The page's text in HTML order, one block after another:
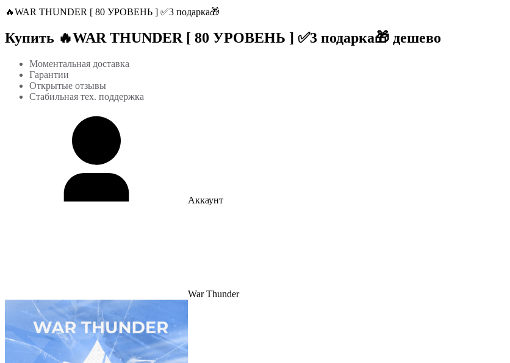
🔥WAR THUNDER [ 80 УРОВЕНЬ ] ✅️3 подарка🎁
Купить 🔥WAR THUNDER [ 80 УРОВЕНЬ ] ✅️3 подарка🎁 дешево
Моментальная доставка
Гарантии
Открытые отзывы
Стабильная тех. поддержка
Аккаунт
War Thunder